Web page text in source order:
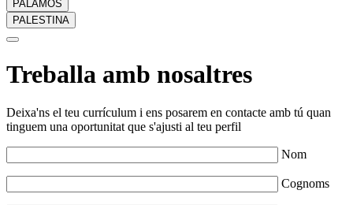
PALAMÓS
PALESTINA
Treballa amb nosaltres
Deixa'ns el teu currículum i ens posarem en contacte amb tú quan
tinguem una oportunitat que s'ajusti al teu perfil
Nom
Cognoms